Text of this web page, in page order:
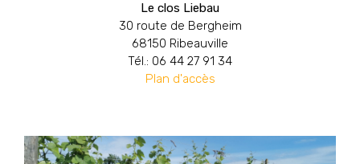
Le clos Liebau
30 route de Bergheim
68150 Ribeauville
Tél.: 06 44 27 91 34
Plan d'accès